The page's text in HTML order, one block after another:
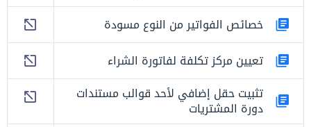
خصائص الفواتير من النوع مسودة
تعيين مركز تكلفة لفاتورة الشراء
تثبيت حقل إضافي لأحد قوالب مستندات
دورة المشتريات